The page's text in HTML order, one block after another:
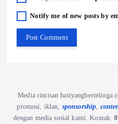
Notify me of new posts by
Media rintisan
promosi, iklan, sponsorship
dengan media sosial kami.Kontak: